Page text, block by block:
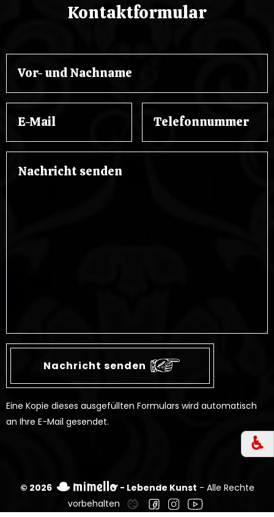
♿︎
Kontaktformular
Eine Kopie dieses ausgefüllten Formulars wird automatisch
an Ihre E-Mail gesendet.
© 2026 - Lebende Kunst - Alle Rechte
vorbehalten